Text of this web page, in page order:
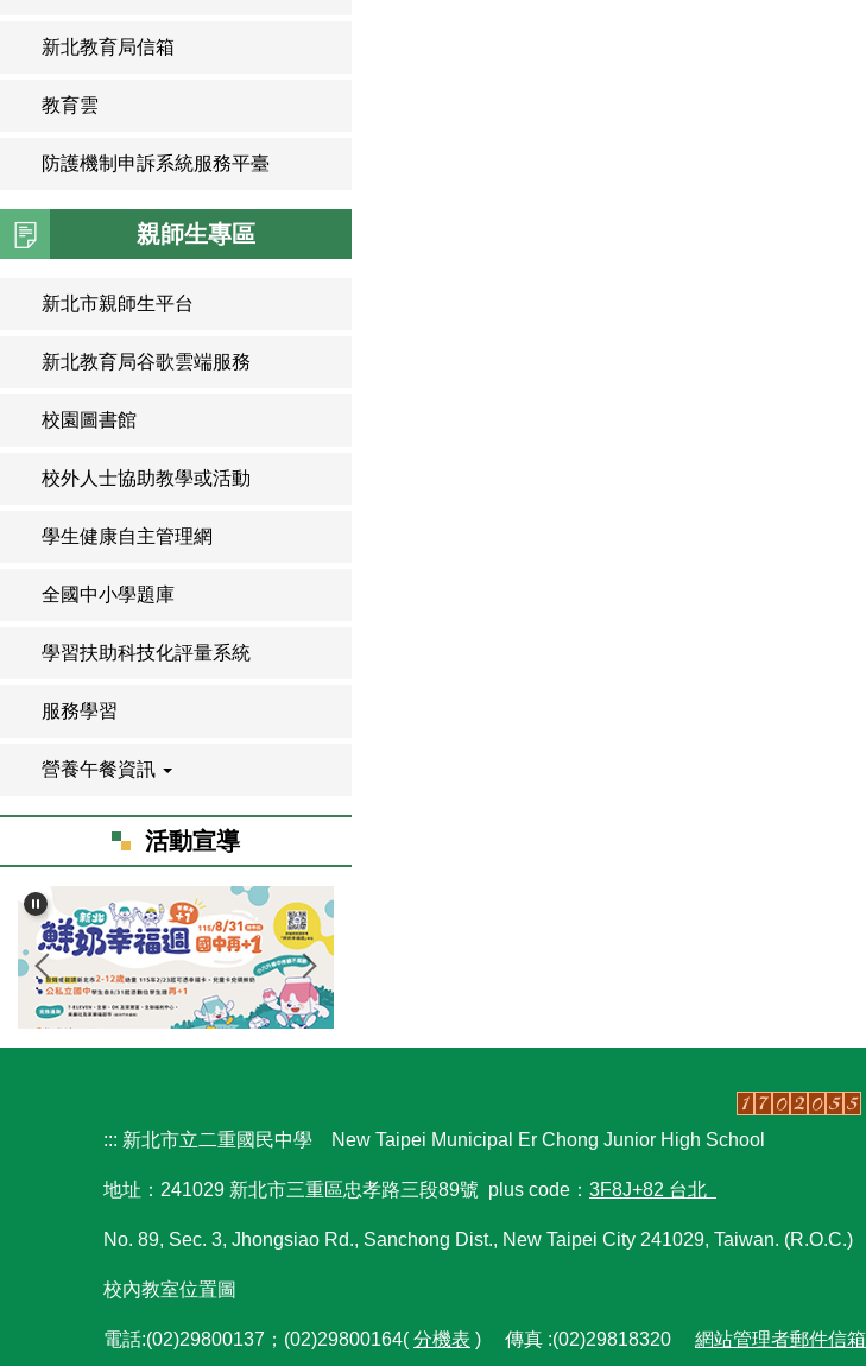
新北教育局信箱
教育雲
防護機制申訴系統服務平臺
親師生專區
新北市親師生平台
新北教育局谷歌雲端服務
校園圖書館
校外人士協助教學或活動
學生健康自主管理網
全國中小學題庫
學習扶助科技化評量系統
服務學習
營養午餐資訊
活動宣導
::: 新北市立二重國民中學 New Taipei Municipal Er Chong Junior High School
地址：241029 新北市三重區忠孝路三段89號 plus code： 3F8J+82 台北
No. 89, Sec. 3, Jhongsiao Rd., Sanchong Dist., New Taipei City 241029, Taiwan. (R.O.C.)
校內教室位置圖
電話:(02)29800137；(02)29800164( 分機表 ) 傳真 :(02)29818320 網站管理者郵件信箱